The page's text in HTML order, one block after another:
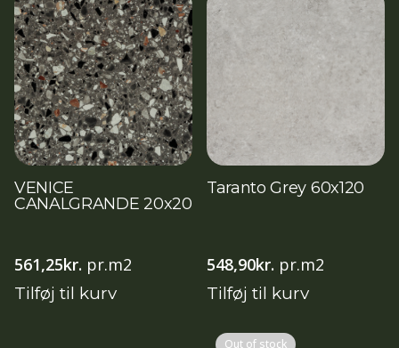
VENICE
CANALGRANDE 20x20
561,25kr. pr.m2
Tilføj til kurv
Taranto Grey 60x120
548,90kr. pr.m2
Tilføj til kurv
Out of stock